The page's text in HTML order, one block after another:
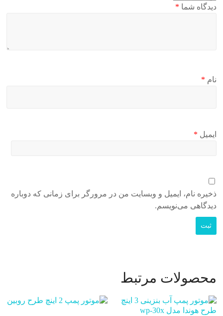
دیدگاه شما *
نام *
ایمیل *
ذخیره نام، ایمیل و وبسایت من در مرورگر برای زمانی که دوباره
دیدگاهی می‌نویسم.
محصولات مرتبط